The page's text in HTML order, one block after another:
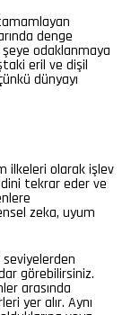
denge
şeye odaklanmaya
eril ve dişil
dünyayı
ilkeleri olarak işlev
tekrar eder ve
zeka, uyum
görebilirsiniz.
arasında
yer alır. Aynı